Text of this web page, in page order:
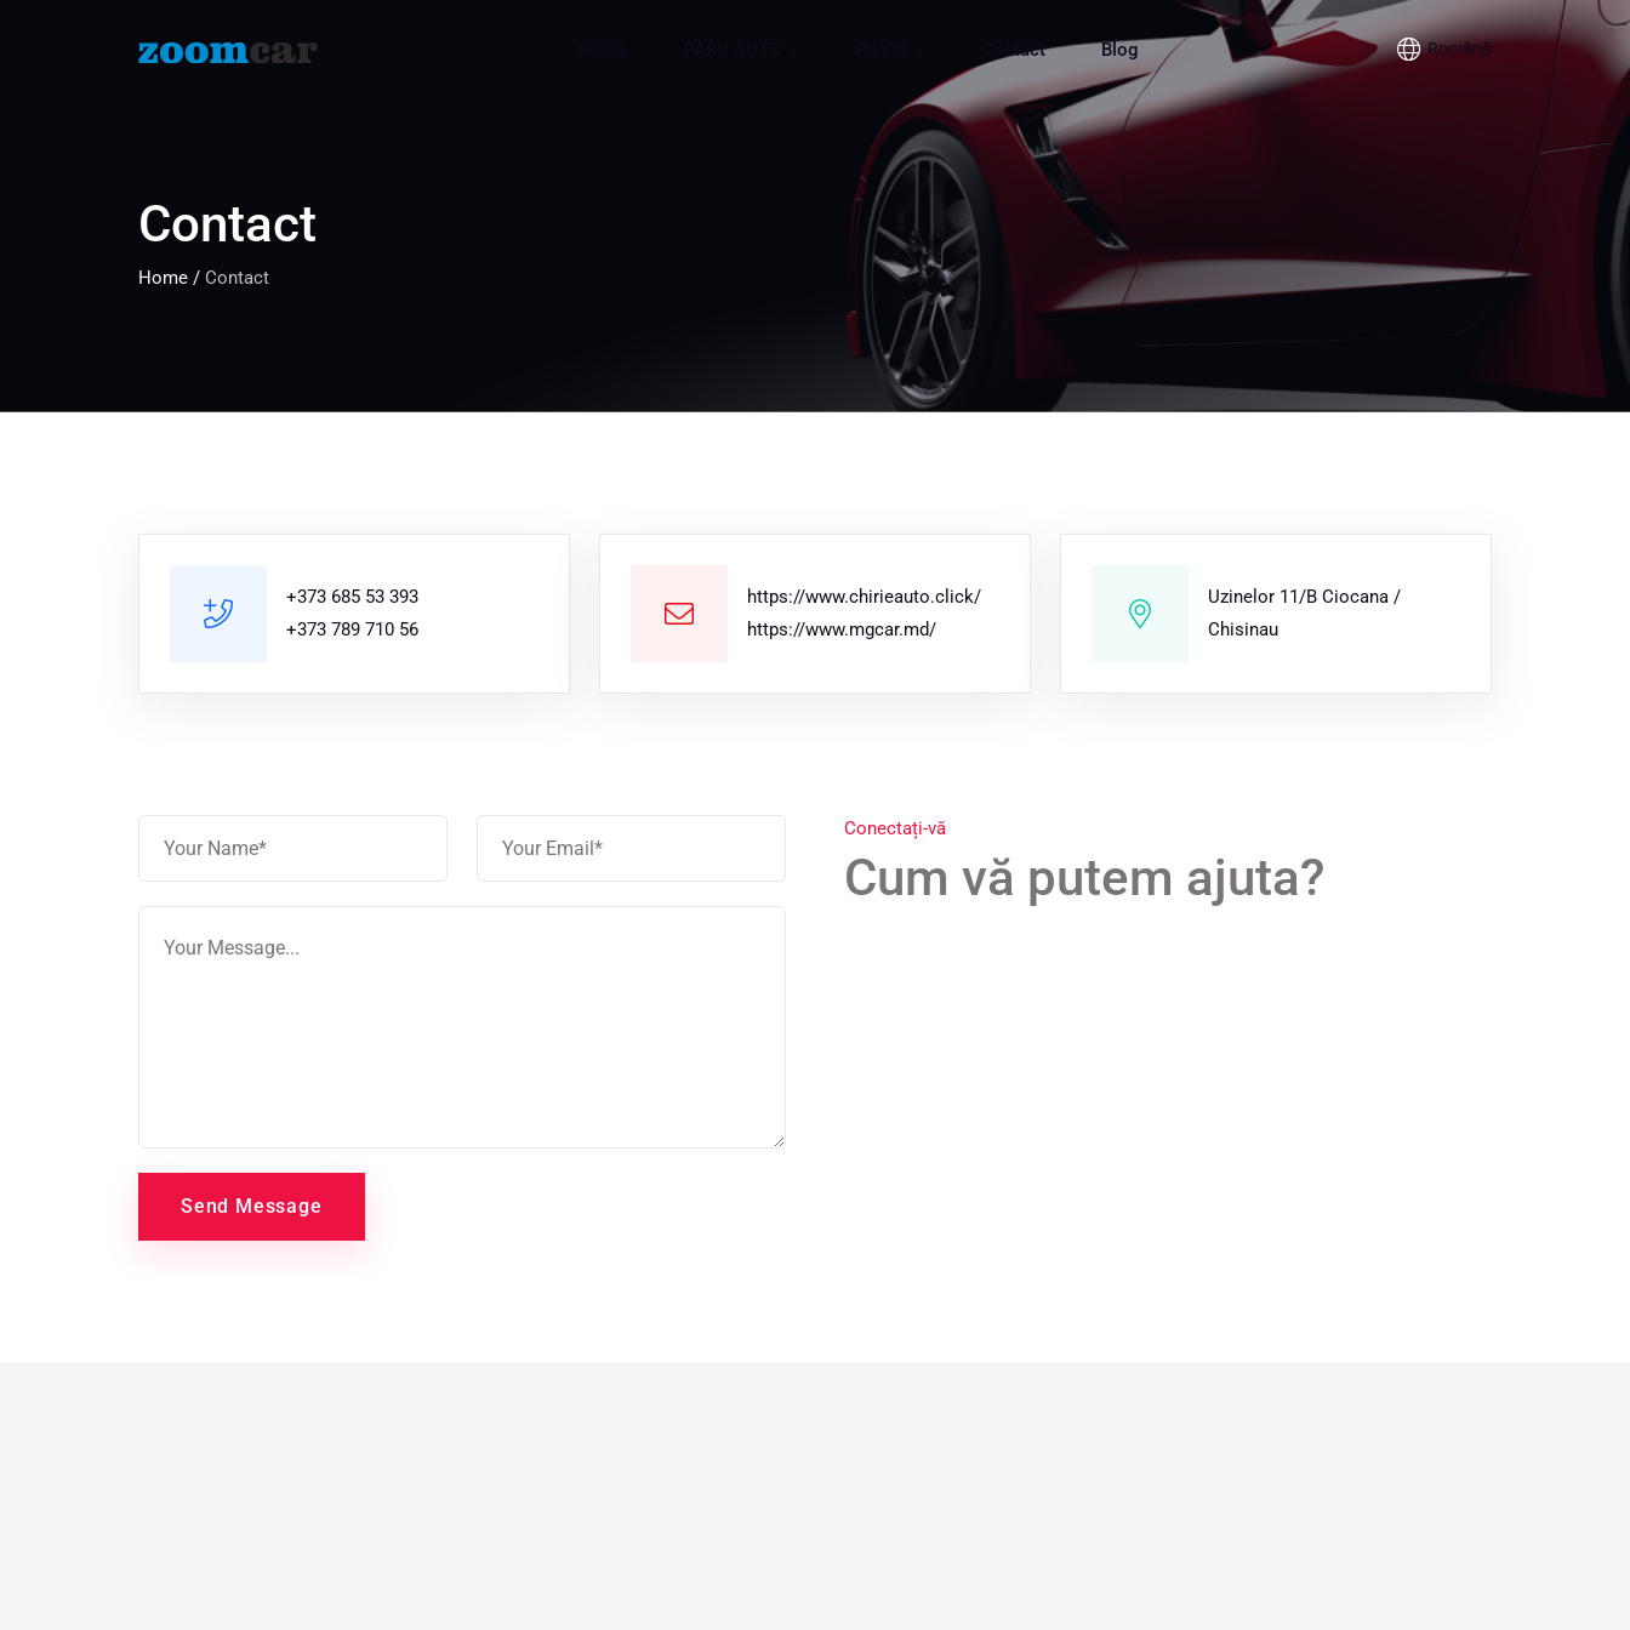
Contact Blog Română
Contact
Home / Contact
+373 685 53 393
+373 789 710 56
https://www.chirieauto.click/
https://www.mgcar.md/
Uzinelor 11/B Ciocana /
Chisinau
Conectați-vă
Cum vă putem ajuta?